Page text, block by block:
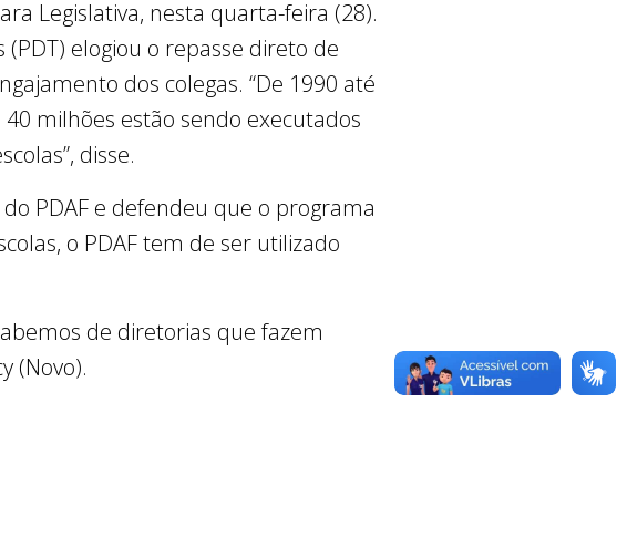
Legislativa, nesta quarta-feira (28).
elogiou o repasse direto de
dos colegas. “De 1990 até
milhões estão sendo executados
disse.
PDAF e defendeu que o programa
o PDAF tem de ser utilizado
de diretorias que fazem
(Novo).